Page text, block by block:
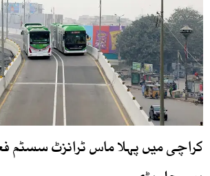
کراچی میں پہلا ماس ٹرانزٹ سسٹم